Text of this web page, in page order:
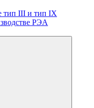
тип III и тип IX
РЭА